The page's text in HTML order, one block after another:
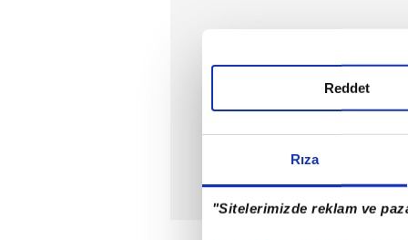
Rıza
"Sitelerimizde reklam ve
Reddet